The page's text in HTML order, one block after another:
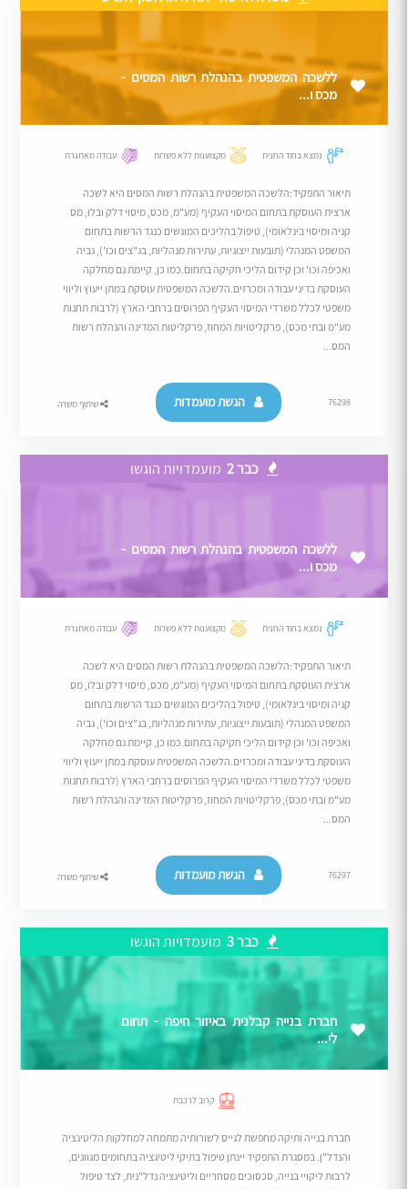
ללשכה המשפטית בהנהלת רשות המסים -
מכס ו...
נמצא בחוד החנית מקצוענות ללא פשרות עבודה מאתגרת
תיאור התפקיד:הלשכה המשפטית בהנהלת רשות המסים היא לשכה
ארצית העוסקת בתחום המיסוי העקיף (מע"מ, מכס, מיסוי דלק ובלו, מס
קניה ומיסוי בינלאומי), טיפול בהליכים המוגשים כנגד הרשות בתחום
המשפט המנהלי (תובעות ייצוגיות, עתירות מנהליות, בג"צים וכו'), גביה
ואכיפה וכו' וכן קידום הליכי חקיקה בתחום.כמו כן, קיימת גם מחלקה
העוסקת בדיני עבודה ומכרזים.הלשכה המשפטית עוסקת במתן ייעוץ וליווי
משפטי לכלל משרדי המיסוי העקיף הפרוסים ברחבי הארץ (לרבות תחנות
מע"מ ובתי מכס), פרקליטויות המחוז, פרקליטות המדינה והנהלת רשות
המס...
76298 הגשת מועמדות שיתוף משרה
כבר 2 מועמדויות הוגשו
ללשכה המשפטית בהנהלת רשות המסים -
מכס ו...
נמצא בחוד החנית מקצוענות ללא פשרות עבודה מאתגרת
תיאור התפקיד:הלשכה המשפטית בהנהלת רשות המסים היא לשכה
ארצית העוסקת בתחום המיסוי העקיף (מע"מ, מכס, מיסוי דלק ובלו, מס
קניה ומיסוי בינלאומי), טיפול בהליכים המוגשים כנגד הרשות בתחום
המשפט המנהלי (תובעות ייצוגיות, עתירות מנהליות, בג"צים וכו'), גביה
ואכיפה וכו' וכן קידום הליכי חקיקה בתחום.כמו כן, קיימת גם מחלקה
העוסקת בדיני עבודה ומכרזים.הלשכה המשפטית עוסקת במתן ייעוץ וליווי
משפטי לכלל משרדי המיסוי העקיף הפרוסים ברחבי הארץ (לרבות תחנות
מע"מ ובתי מכס), פרקליטויות המחוז, פרקליטות המדינה והנהלת רשות
המס...
76297 הגשת מועמדות שיתוף משרה
כבר 3 מועמדויות הוגשו
חברת בנייה קבלנית באיזור חיפה - תחום
לי...
קרוב לרכבת
חברת בנייה ותיקה מחפשת לגייס לשורותיה מתמחה למחלקות הליטיגציה
והנדל"ן. במסגרת התפקיד יינתן טיפול בתיקי ליטיגציה בתחומים מגוונים,
לרבות ליקויי בנייה, סכסוכים מסחריים וליטיגציה נדל"נית, לצד טיפול